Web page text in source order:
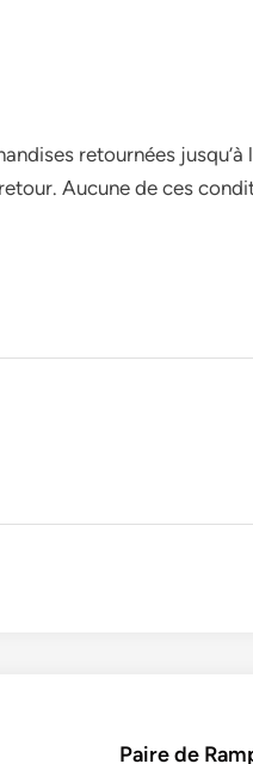
retournées
Aucune de ces
Paire de